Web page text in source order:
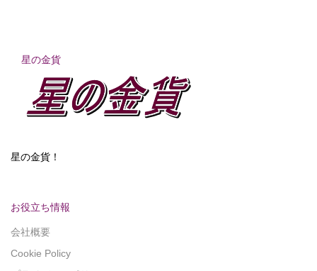
星の金貨
星の金貨！
お役立ち情報
会社概要
Cookie Policy